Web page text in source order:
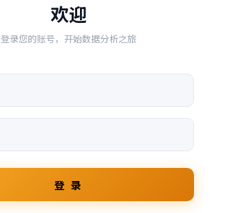
欢迎
登录您的账号，开始数据分析之旅
登 录